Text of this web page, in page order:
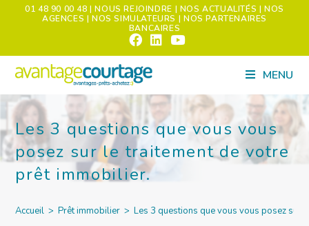
01 48 90 00 48 | NOUS REJOINDRE | NOS ACTUALITÉS | NOS
AGENCES | NOS SIMULATEURS | NOS PARTENAIRES
BANCAIRES
MENU
Les 3 questions que vous vous
posez sur le traitement de votre
prêt immobilier.
Accueil > Prêt immobilier > Les 3 questions que vous vous posez sur